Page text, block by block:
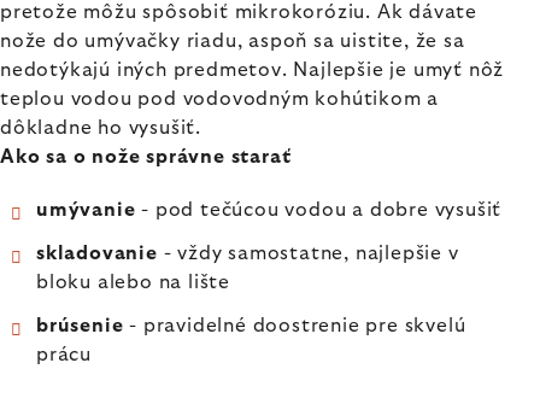
pretože môžu spôsobiť mikrokoróziu. Ak dávate
nože do umývačky riadu, aspoň sa uistite, že sa
nedotýkajú iných predmetov. Najlepšie je umyť nôž
teplou vodou pod vodovodným kohútikom a
dôkladne ho vysušiť.
Ako sa o nože správne starať
umývanie - pod tečúcou vodou a dobre vysušiť
skladovanie - vždy samostatne, najlepšie v
bloku alebo na lište
brúsenie - pravidelné doostrenie pre skvelú
prácu